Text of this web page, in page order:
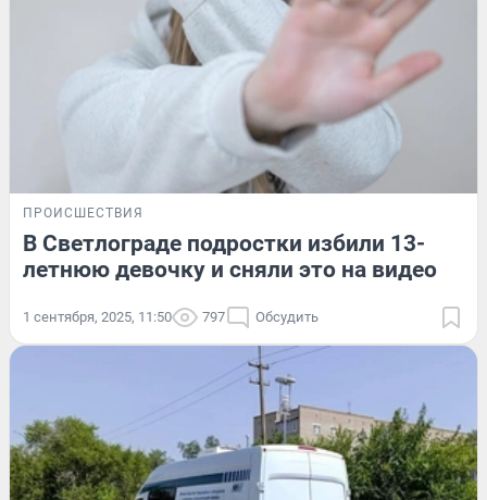
ПРОИСШЕСТВИЯ
В Светлограде подростки избили 13-
летнюю девочку и сняли это на видео
1 сентября, 2025, 11:50 797 Обсудить